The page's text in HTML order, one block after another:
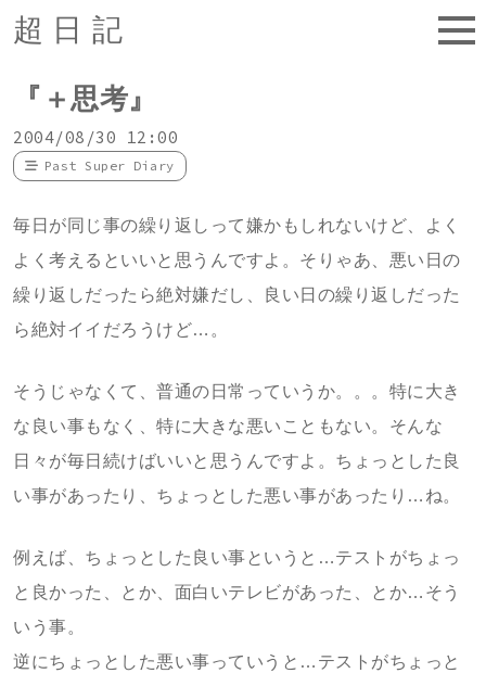
超日記
『＋思考』
2004/08/30 12:00
Past Super Diary
毎日が同じ事の繰り返しって嫌かもしれないけど、よく
よく考えるといいと思うんですよ。そりゃあ、悪い日の
繰り返しだったら絶対嫌だし、良い日の繰り返しだった
ら絶対イイだろうけど…。
そうじゃなくて、普通の日常っていうか。。。特に大き
な良い事もなく、特に大きな悪いこともない。そんな
日々が毎日続けばいいと思うんですよ。ちょっとした良
い事があったり、ちょっとした悪い事があったり…ね。
例えば、ちょっとした良い事というと…テストがちょっ
と良かった、とか、面白いテレビがあった、とか…そう
いう事。
逆にちょっとした悪い事っていうと…テストがちょっと